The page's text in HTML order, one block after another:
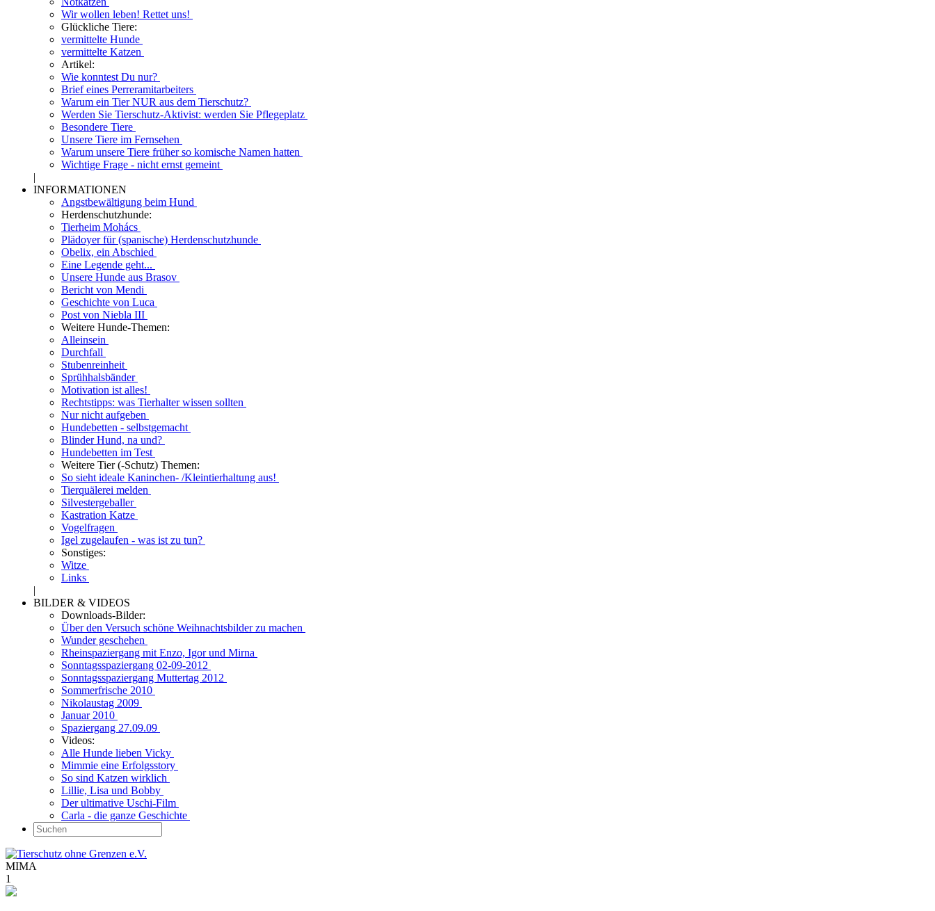
Wir wollen leben! Rettet uns!
Glückliche Tiere:
vermittelte Hunde
vermittelte Katzen
Artikel:
Wie konntest Du nur?
Brief eines Perreramitarbeiters
Warum ein Tier NUR aus dem Tierschutz?
Werden Sie Tierschutz-Aktivist: werden Sie Pflegeplatz
Besondere Tiere
Unsere Tiere im Fernsehen
Warum unsere Tiere früher so komische Namen hatten
Wichtige Frage - nicht ernst gemeint
|
INFORMATIONEN
Angstbewältigung beim Hund
Herdenschutzhunde:
Tierheim Mohács
Plädoyer für (spanische) Herdenschutzhunde
Obelix, ein Abschied
Eine Legende geht...
Unsere Hunde aus Brasov
Bericht von Mendi
Geschichte von Luca
Post von Niebla III
Weitere Hunde-Themen:
Alleinsein
Durchfall
Stubenreinheit
Sprühhalsbänder
Motivation ist alles!
Rechtstipps: was Tierhalter wissen sollten
Nur nicht aufgeben
Hundebetten - selbstgemacht
Blinder Hund, na und?
Hundebetten im Test
Weitere Tier (-Schutz) Themen:
So sieht ideale Kaninchen- /Kleintierhaltung aus!
Tierquälerei melden
Silvestergeballer
Kastration Katze
Vogelfragen
Igel zugelaufen - was ist zu tun?
Sonstiges:
Witze
Links
|
BILDER & VIDEOS
Downloads-Bilder:
Über den Versuch schöne Weihnachtsbilder zu machen
Wunder geschehen
Rheinspaziergang mit Enzo, Igor und Mirna
Sonntagsspaziergang 02-09-2012
Sonntagsspaziergang Muttertag 2012
Sommerfrische 2010
Nikolaustag 2009
Januar 2010
Spaziergang 27.09.09
Videos:
Alle Hunde lieben Vicky
Mimmie eine Erfolgsstory
So sind Katzen wirklich
Lillie, Lisa und Bobby
Der ultimative Uschi-Film
Carla - die ganze Geschichte
MIMA
1